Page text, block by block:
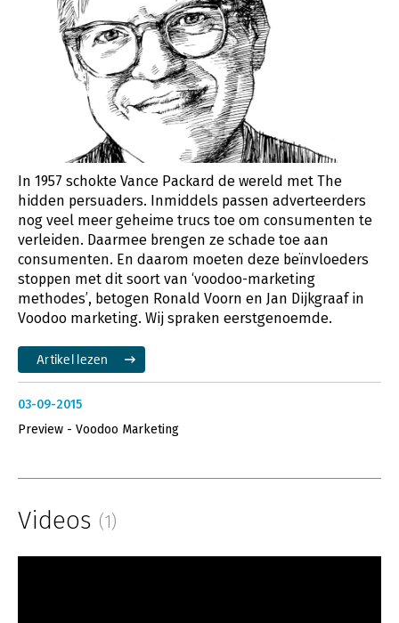
In 1957 schokte Vance Packard de wereld met The
hidden persuaders. Inmiddels passen adverteerders
nog veel meer geheime trucs toe om consumenten te
verleiden. Daarmee brengen ze schade toe aan
consumenten. En daarom moeten deze beïnvloeders
stoppen met dit soort van ‘voodoo-marketing
methodes’, betogen Ronald Voorn en Jan Dijkgraaf in
Voodoo marketing. Wij spraken eerstgenoemde.
Artikel lezen
03-09-2015
Preview - Voodoo Marketing
Videos (1)